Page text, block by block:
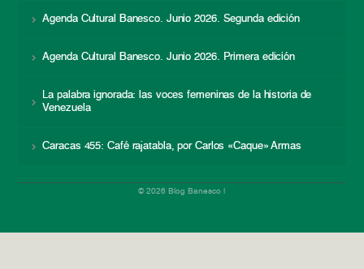
Agenda Cultural Banesco. Junio 2026. Segunda edición
Agenda Cultural Banesco. Junio 2026. Primera edición
La palabra ignorada: las voces femeninas de la historia de
Venezuela
Caracas 455: Café rajatabla, por Carlos «Caque» Armas
© 2026 Blog Banesco |